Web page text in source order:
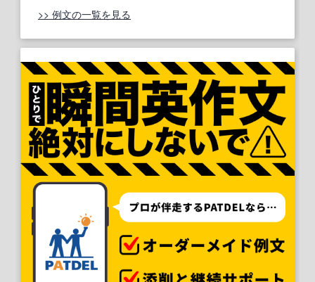
>> 例文の一覧を見る